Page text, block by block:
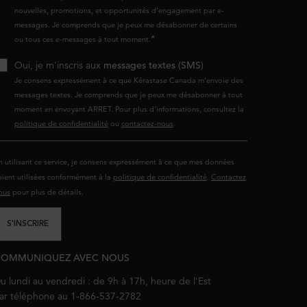
nouvelles, promotions, et opportunités d’engagement par e-
messages. Je comprends que je peux me désabonner de certains
ou tous ces e-messages à tout moment.*
Oui, je m'inscris aux messages textes (SMS)
Je consens expressément à ce que Kérastase Canada m’envoie des
messages textes. Je comprends que je peux me désabonner à tout
moment en envoyant ARRET. Pour plus d'informations, consultez la
politique de confidentialité ou contactez-nous.
utilisant ce service, je consens expressément à ce que mes données
utilisées conformément à la politique de confidentialité. Contactez
pour plus de détails.
S'INSCRIRE
AVEC NOUS
lundi au vendredi : de 9h à 17h, heure de l'Est
téléphone au 1-866-537-2782